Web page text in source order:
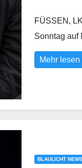
FÜSSEN,
Sonntag auf
Mehr lesen
BLAULICHT